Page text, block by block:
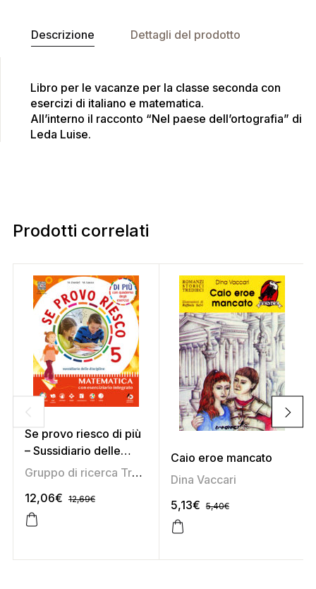
Descrizione Dettagli del prodotto
Libro per le vacanze per la classe seconda con
esercizi di italiano e matematica.
All’interno il racconto “Nel paese dell’ortografia” di
Leda Luise.
Prodotti correlati
Se provo riesco di più
– Sussidiario delle
discipline 5 (area
Gruppo di ricerca Tredieci Marirosa Daniel
12,06€ 12,69€
Caio eroe mancato
Dina Vaccari
5,13€ 5,40€